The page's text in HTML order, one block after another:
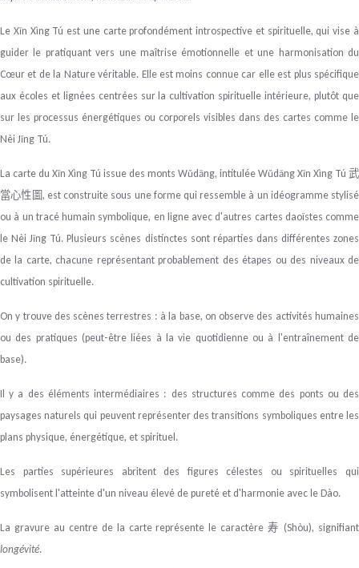
Le Xīn Xìng Tú est une carte profondément introspective et spirituelle, qui vise à
guider le pratiquant vers une maîtrise émotionnelle et une harmonisation du
Cœur et de la Nature véritable. Elle est moins connue car elle est plus spécifique
aux écoles et lignées centrées sur la cultivation spirituelle intérieure, plutôt que
sur les processus énergétiques ou corporels visibles dans des cartes comme le
Nèi Jīng Tú.
La carte du Xīn Xìng Tú issue des monts Wǔdāng, intitulée Wǔdāng Xīn Xìng Tú 武
當心性圖, est construite sous une forme qui ressemble à un idéogramme stylisé
ou à un tracé humain symbolique, en ligne avec d'autres cartes daoïstes comme
le Nèi Jīng Tú. Plusieurs scènes distinctes sont réparties dans différentes zones
de la carte, chacune représentant probablement des étapes ou des niveaux de
cultivation spirituelle.
On y trouve des scènes terrestres : à la base, on observe des activités humaines
ou des pratiques (peut-être liées à la vie quotidienne ou à l'entraînement de
base).
Il y a des éléments intermédiaires : des structures comme des ponts ou des
paysages naturels qui peuvent représenter des transitions symboliques entre les
plans physique, énergétique, et spirituel.
Les parties supérieures abritent des figures célestes ou spirituelles qui
symbolisent l'atteinte d'un niveau élevé de pureté et d'harmonie avec le Dào.
La gravure au centre de la carte représente le caractère寿 (Shòu), signifiant
longévité.